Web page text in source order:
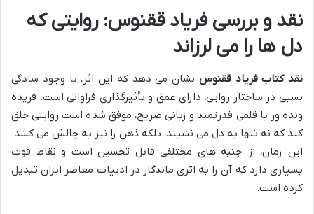
نقد و بررسی فریاد ققنوس: روایتی که
دل ها را می لرزاند
نقد کتاب فریاد ققنوس نشان می دهد که این اثر، با وجود سادگی
نسبی در ساختار روایی، دارای عمق و تأثیرگذاری فراوانی است. فریده
ونده ور با قلمی قدرتمند و زبانی صریح، موفق شده است روایتی خلق
کند که نه تنها به دل می نشیند، بلکه ذهن را نیز به چالش می کشد.
این رمان، از جنبه های مختلفی قابل تحسین است و نقاط قوت
بسیاری دارد که آن را به اثری ماندگار در ادبیات معاصر ایران تبدیل
کرده است.